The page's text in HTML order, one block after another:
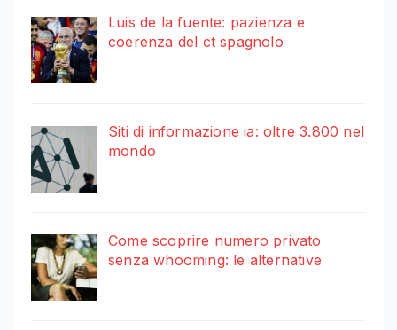
Luis de la fuente: pazienza e
coerenza del ct spagnolo
Siti di informazione ia: oltre 3.800 nel
mondo
Come scoprire numero privato
senza whooming: le alternative